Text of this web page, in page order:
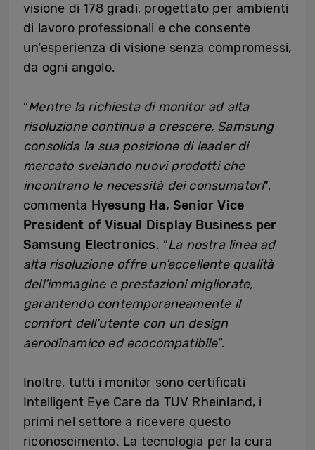
visione di 178 gradi, progettato per ambienti
di lavoro professionali e che consente
un’esperienza di visione senza compromessi,
da ogni angolo.
“Mentre la richiesta di monitor ad alta
risoluzione continua a crescere, Samsung
consolida la sua posizione di leader di
mercato svelando nuovi prodotti che
incontrano le necessità dei consumatori”,
commenta Hyesung Ha, Senior Vice
President of Visual Display Business per
Samsung Electronics. “La nostra linea ad
alta risoluzione offre un’eccellente qualità
dell’immagine e prestazioni migliorate,
garantendo contemporaneamente il
comfort dell’utente con un design
aerodinamico ed ecocompatibile”.
Inoltre, tutti i monitor sono certificati
Intelligent Eye Care da TUV Rheinland, i
primi nel settore a ricevere questo
riconoscimento. La tecnologia per la cura